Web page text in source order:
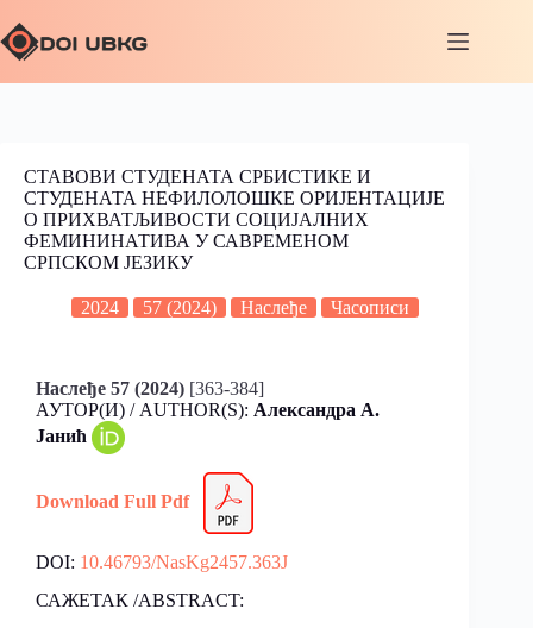
СТАВОВИ СТУДЕНАТА СРБИСТИКЕ И
СТУДЕНАТА НЕФИЛОЛОШКЕ ОРИЈЕНТАЦИЈЕ
О ПРИХВАТЉИВОСТИ СОЦИЈАЛНИХ
ФЕМИНИНАТИВА У САВРЕМЕНОМ
СРПСКОМ ЈЕЗИКУ
2024 57 (2024) Наслеђе Часописи
Наслеђе 57 (2024) [363-384]
АУТОР(И) / AUTHOR(S): Александра А.
Јанић
Download Full Pdf
DOI: 10.46793/NasKg2457.363J
САЖЕТАК /ABSTRACT: